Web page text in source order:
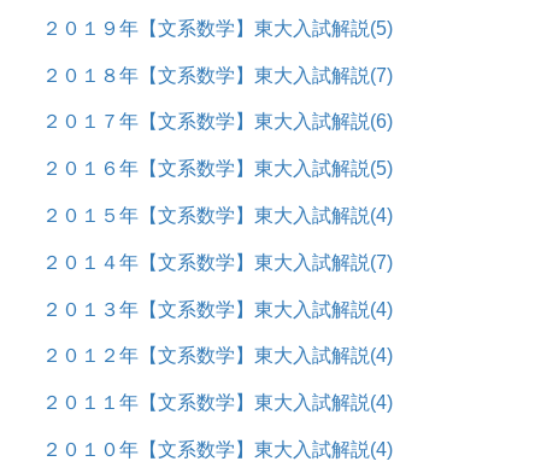
２０１９年【文系数学】東大入試解説(5)
２０１８年【文系数学】東大入試解説(7)
２０１７年【文系数学】東大入試解説(6)
２０１６年【文系数学】東大入試解説(5)
２０１５年【文系数学】東大入試解説(4)
２０１４年【文系数学】東大入試解説(7)
２０１３年【文系数学】東大入試解説(4)
２０１２年【文系数学】東大入試解説(4)
２０１１年【文系数学】東大入試解説(4)
２０１０年【文系数学】東大入試解説(4)